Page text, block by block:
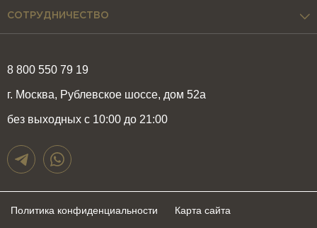
8 800 550 79 19
г. Москва, Рублевское шоссе, дом 52а
без выходных с 10:00 до 21:00
СОТРУДНИЧЕСТВО
Политика конфиденциальности Карта сайта